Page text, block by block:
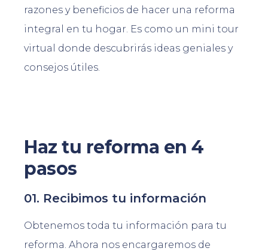
razones y beneficios de hacer una reforma
integral en tu hogar. Es como un mini tour
virtual donde descubrirás ideas geniales y
consejos útiles.
Haz tu reforma en 4
pasos
01. Recibimos tu información
Obtenemos toda tu información para tu
reforma. Ahora nos encargaremos de